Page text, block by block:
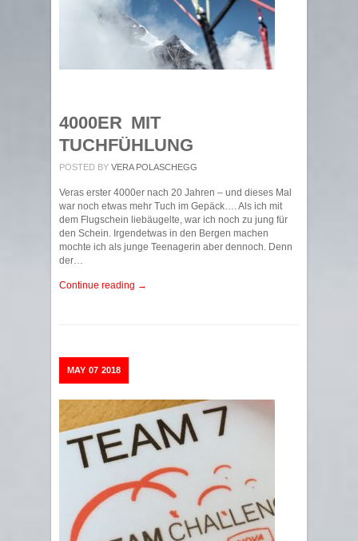
4000ER MIT
TUCHFÜHLUNG
POSTED BY VERA POLASCHEGG
Veras erster 4000er nach 20 Jahren – und dieses Mal
war noch etwas mehr Tuch im Gepäck…. Als ich mit
dem Flugschein liebäugelte, war ich noch zu jung für
den Schein. Irgendetwas in den Bergen machen
mochte ich als junge Teenagerin aber dennoch. Denn
der…
Continue reading →
MAY 07 2018